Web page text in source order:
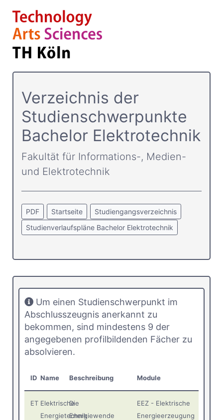
Verzeichnis der
Studienschwerpunkte
Bachelor Elektrotechnik
Fakultät für Informations-, Medien-
und Elektrotechnik
PDF Startseite
Studiengangsverzeichnis
Studienverlaufspläne Bachelor Elektrotechnik
Um einen Studienschwerpunkt im
Abschlusszeugnis anerkannt zu
bekommen, sind mindestens 9 der
angegebenen profilbildenden Fächer zu
absolvieren.
ID Name Beschreibung Module
ET Elektrische
Energietechnik
Die
Energiewende
EEZ - Elektrische
Energieerzeugung